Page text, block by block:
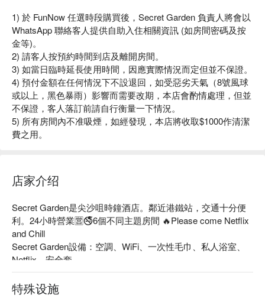
1) 於 FunNow 任選時段購買後，Secret Garden 負責人將會以
WhatsApp 聯絡客人提供自助入住相關資訊 (如房間密碼及按
金等)。
2) 請客人按預約時間到店及離開房間。
3) 如當日臨時延長使用時間，因應實際情況而定但並不保證。
4) 預付金額在任何情況下不設退回，如受惡劣天氣（8號風球
或以上，黑色暴雨）影響而需要改期，本店會酌情處理，但並
不保證，客人落訂前請自行衡量一下情況。
5) 所有房間內不准吸煙，如經發現，本店將收取$1000作清潔
費之用。
7) 如有發現入住人數和預約時不符，本店會收取額外費用或邀
請客人離開。
9) 預訂一經確認，不接受任何原因改期或任何退款，敬請留
意。
10) 請客人預訂前確保清楚明白本酒店的規則。
店家介绍
Secret Garden是尖沙咀時鐘酒店。鄰近港鐵站，交通十分便
利。24小時營業🈺🚭6個不同主題房間 🔥Please come Netflix
and Chill
Secret Garden設備：空調、WiFi、一次性毛巾、私人浴室、
Netflix、安全套
Secret Garden 推薦：距離尖沙咀地鐵站A出口只需要1分鐘路
程、全自助check in
Secret Garden 時鐘酒店、Secret Garden 自助爆房、Secret
特殊设施